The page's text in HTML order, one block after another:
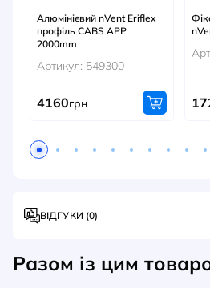
Алюмінієвий nVent Eriflex
профіль CABS APP
2000mm
Артикул: 549300
4160грн
ВІДГУКИ (0)
Разом із цим